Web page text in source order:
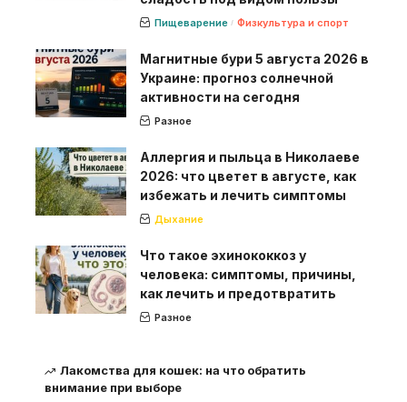
Пищеварение Физкультура и спорт
Магнитные бури 5 августа 2026 в
Украине: прогноз солнечной
активности на сегодня
Разное
Аллергия и пыльца в Николаеве
2026: что цветет в августе, как
избежать и лечить симптомы
Дыхание
Что такое эхинококкоз у
человека: симптомы, причины,
как лечить и предотвратить
Разное
Лакомства для кошек: на что обратить
внимание при выборе